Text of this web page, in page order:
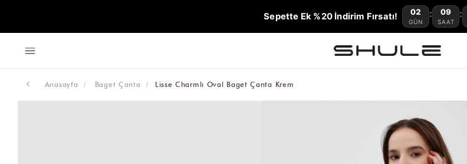
Sepette Ek %20 İndirim Fırsatı! 02
GÜN
: 09
SAAT
:
Anasayfa Baget Çanta Lisse Charmlı Oval Baget Çanta Krem